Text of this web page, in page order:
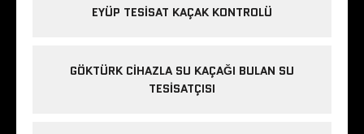
EYÜP TESISAT KAÇAK KONTROLÜ
GÖKTÜRK CIHAZLA SU KAÇAĞI BULAN SU
TESISATÇISI